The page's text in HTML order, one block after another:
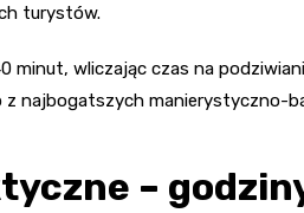
turystów.
minut, wliczając czas na
z najbogatszych manierystyczno-
–